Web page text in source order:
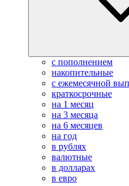
с пополнением
накопительные
с ежемесячной
краткосрочные
на 1 месяц
на 3 месяца
на 6 месяцев
на год
в рублях
валютные
в долларах
в евро